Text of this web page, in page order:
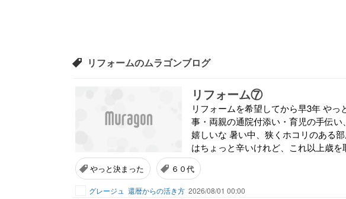
リフォームのムラゴンブログ
リフォーム⑦
リフォームを希望してから早3年 や
事・両親の通院付添い・育児の手伝
嬉しいな 暑い中、狭くホコリのある
はちょっと辛いけれど、これ以上歳
やっと決まった ６０代
グレージュ 還暦からの活き方 2026/08/01 00:00